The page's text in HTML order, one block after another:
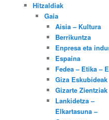
Hitzaldiak
Gaia
Aisia – Kultura
Berrikuntza
Enpresa eta
Espaina
Fedea – Etika –
Giza Eskubideak
Gizarte Zientziak
Lankidetza –
Elkartasuna –